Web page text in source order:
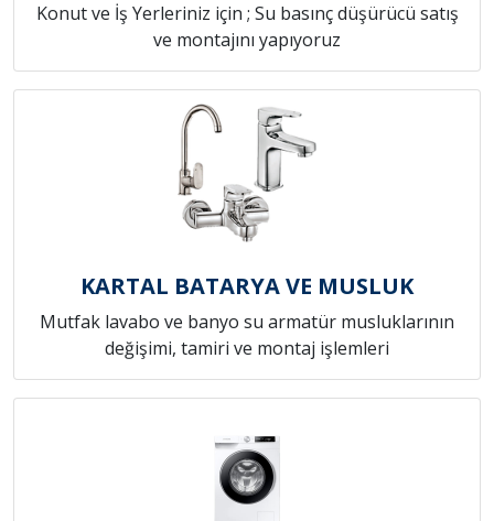
Konut ve İş Yerleriniz için ; Su basınç düşürücü satış
ve montajını yapıyoruz
KARTAL BATARYA VE MUSLUK
Mutfak lavabo ve banyo su armatür musluklarının
değişimi, tamiri ve montaj işlemleri